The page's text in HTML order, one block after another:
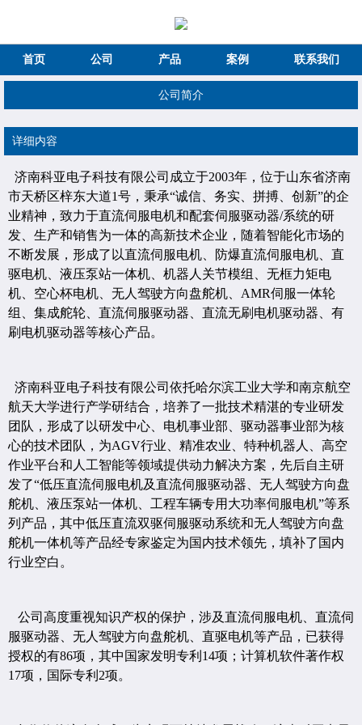
首页 公司 产品 案例 联系我们
公司简介
详细内容
济南科亚电子科技有限公司成立于2003年，位于山东省济南
市天桥区梓东大道1号，秉承“诚信、务实、拼搏、创新”的企
业精神，致力于直流伺服电机和配套伺服驱动器/系统的研
发、生产和销售为一体的高新技术企业，随着智能化市场的
不断发展，形成了以直流伺服电机、防爆直流伺服电机、直
驱电机、液压泵站一体机、机器人关节模组、无框力矩电
机、空心杯电机、无人驾驶方向盘舵机、AMR伺服一体轮
组、集成舵轮、直流伺服驱动器、直流无刷电机驱动器、有
刷电机驱动器等核心产品。
济南科亚电子科技有限公司依托哈尔滨工业大学和南京航空
航天大学进行产学研结合，培养了一批技术精湛的专业研发
团队，形成了以研发中心、电机事业部、驱动器事业部为核
心的技术团队，为AGV行业、精准农业、特种机器人、高空
作业平台和人工智能等领域提供动力解决方案，先后自主研
发了“低压直流伺服电机及直流伺服驱动器、无人驾驶方向盘
舵机、液压泵站一体机、工程车辆专用大功率伺服电机”等系
列产品，其中低压直流双驱伺服驱动系统和无人驾驶方向盘
舵机一体机等产品经专家鉴定为国内技术领先，填补了国内
行业空白。
公司高度重视知识产权的保护，涉及直流伺服电机、直流伺
服驱动器、无人驾驶方向盘舵机、直驱电机等产品，已获得
授权的有86项，其中国家发明专利14项；计算机软件著作权
17项，国际专利2项。